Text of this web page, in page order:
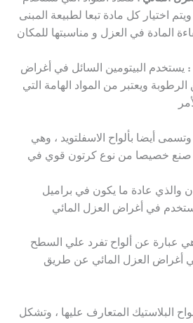
اختيار كل مادة تبعا لطبيعة المبنى
المادة في العزل و مناسبتها للمكان
: يستخدم البيتومين السائل في أغراض
ويعتبر من المواد الهامة التي
وتسمى أيضا بألواح الاسفلتويد ، وهي
صنع خصيصا من نوع كرتون قوي في
عادة ما يكون في براميل
في أغراض العزل المائي
عبارة عن ألواح تفرد علي السطح
أغراض العزل المائي عن طريق
البلاستيك المتعارف عليها ، وتشكل